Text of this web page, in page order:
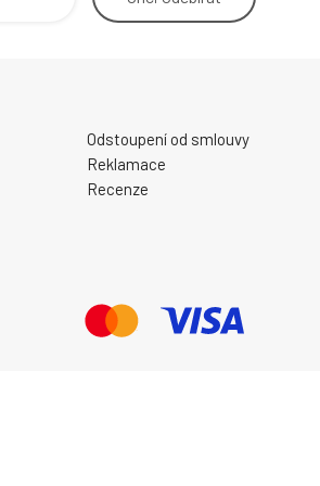
Odstoupení od smlouvy
Reklamace
Recenze